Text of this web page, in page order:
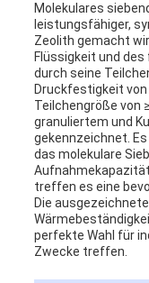
PRIVACY
POLICY
Molekulares
leistungsfähiger,
Zeolith gemacht
Flüssigkeit und
durch seine
Druckfestigkeit
Teilchengröße von
granuliertem und
gekennzeichnet.
das molekulare
treffen es eine
Die
perfekte Wahl für
Zwecke treffen.